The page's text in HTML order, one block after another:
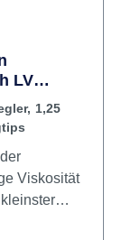
LV
1,25
Viskosität